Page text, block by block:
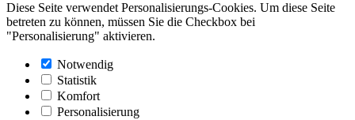
Diese Seite verwendet Personalisierungs-Cookies. Um diese Seite
betreten zu können, müssen Sie die Checkbox bei
"Personalisierung" aktivieren.
Notwendig
Statistik
Komfort
Personalisierung